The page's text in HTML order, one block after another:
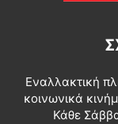
Εναλλακτική
κοινωνικά
Κάθε